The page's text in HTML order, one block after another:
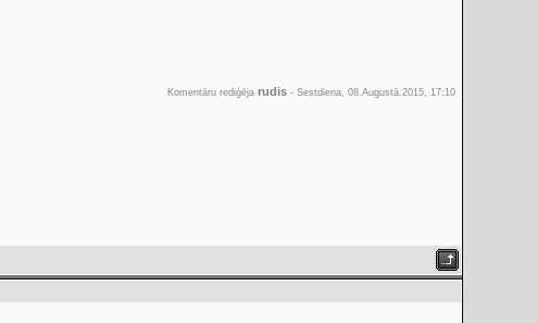
Komentāru rediģēja rudis - Sestdiena, 08.Augustā.2015, 17:10